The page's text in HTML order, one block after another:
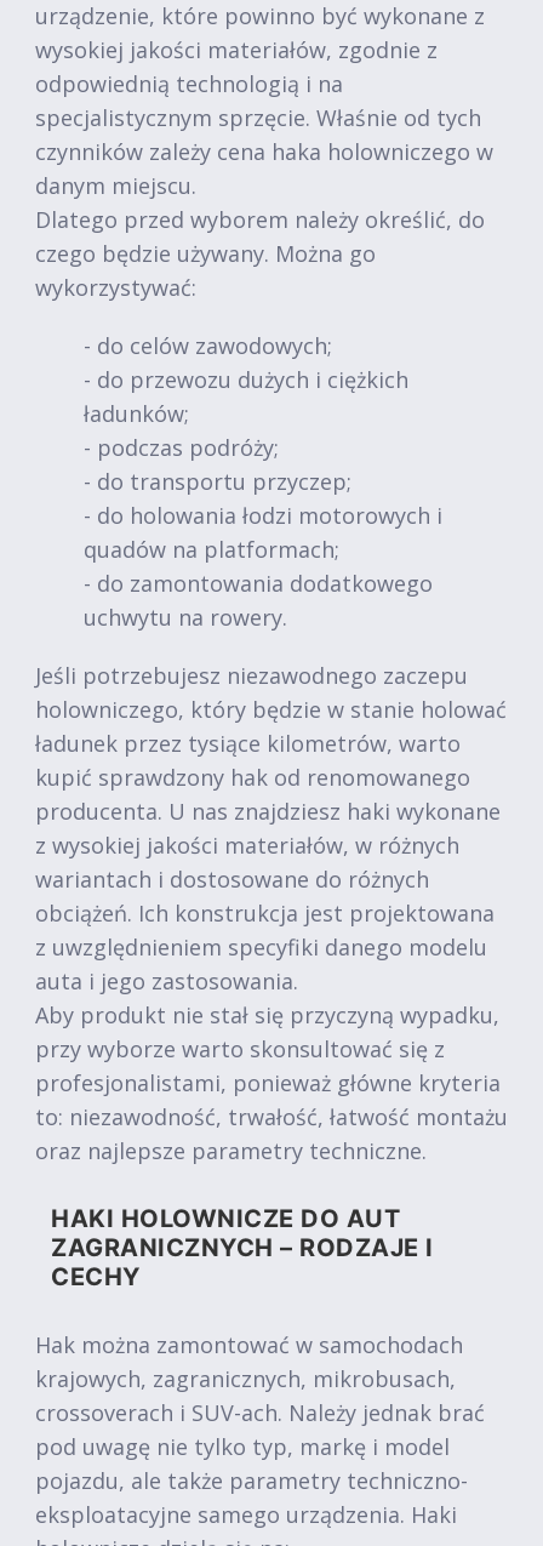
urządzenie, które powinno być wykonane z
wysokiej jakości materiałów, zgodnie z
odpowiednią technologią i na
specjalistycznym sprzęcie. Właśnie od tych
czynników zależy cena haka holowniczego w
danym miejscu.
Dlatego przed wyborem należy określić, do
czego będzie używany. Można go
wykorzystywać:
- do celów zawodowych;
- do przewozu dużych i ciężkich
ładunków;
- podczas podróży;
- do transportu przyczep;
- do holowania łodzi motorowych i
quadów na platformach;
- do zamontowania dodatkowego
uchwytu na rowery.
Jeśli potrzebujesz niezawodnego zaczepu
holowniczego, który będzie w stanie holować
ładunek przez tysiące kilometrów, warto
kupić sprawdzony hak od renomowanego
producenta. U nas znajdziesz haki wykonane
z wysokiej jakości materiałów, w różnych
wariantach i dostosowane do różnych
obciążeń. Ich konstrukcja jest projektowana
z uwzględnieniem specyfiki danego modelu
auta i jego zastosowania.
Aby produkt nie stał się przyczyną wypadku,
przy wyborze warto skonsultować się z
profesjonalistami, ponieważ główne kryteria
to: niezawodność, trwałość, łatwość montażu
oraz najlepsze parametry techniczne.
HAKI HOLOWNICZE DO AUT
ZAGRANICZNYCH – RODZAJE I
CECHY
Hak można zamontować w samochodach
krajowych, zagranicznych, mikrobusach,
crossoverach i SUV-ach. Należy jednak brać
pod uwagę nie tylko typ, markę i model
pojazdu, ale także parametry techniczno-
eksploatacyjne samego urządzenia. Haki